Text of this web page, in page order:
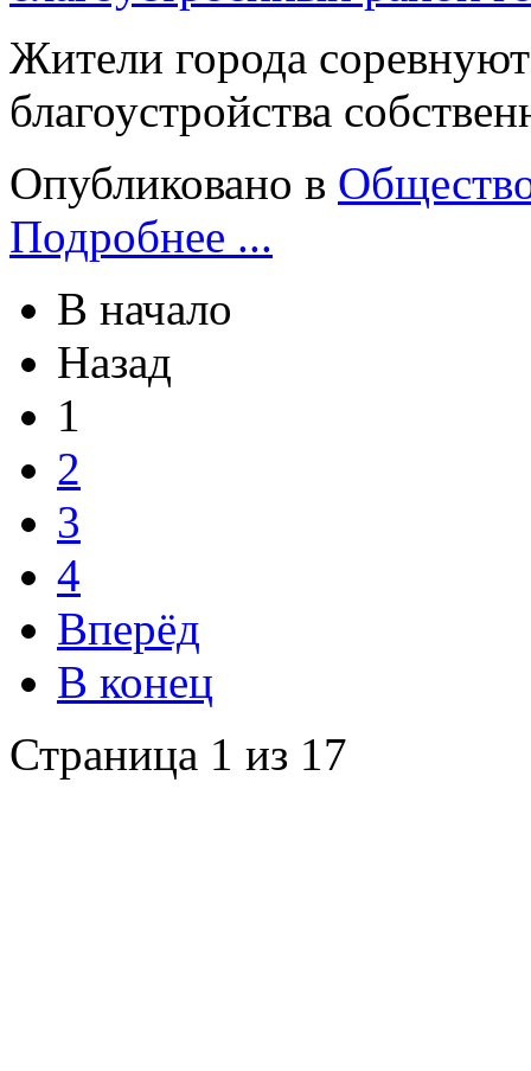
Жители города
благоустройства
Опубликовано в
Подробнее ...
В начало
Назад
1
2
3
4
Вперёд
В конец
Страница 1 из 17